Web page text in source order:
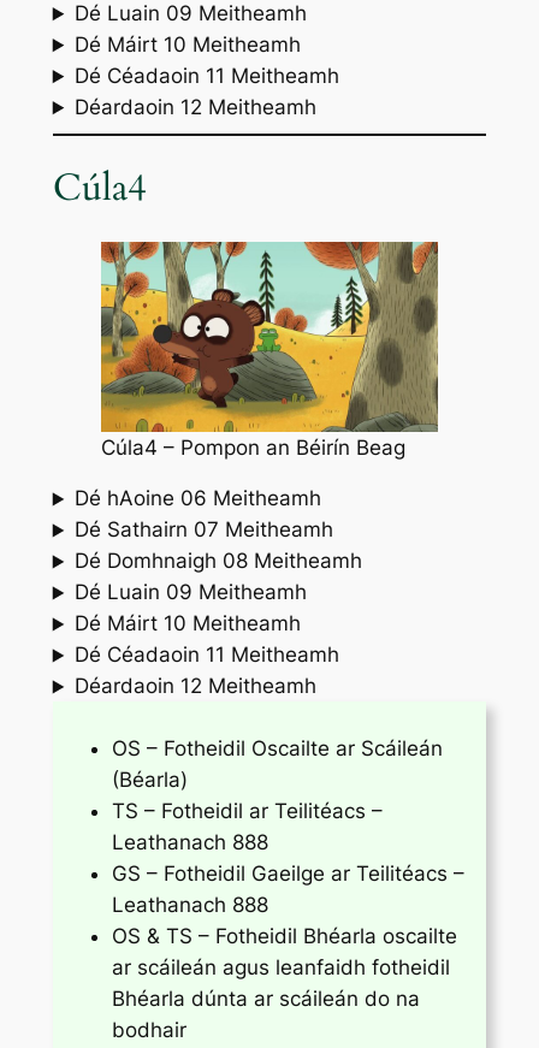
Dé Luain 09 Meitheamh
Dé Máirt 10 Meitheamh
Dé Céadaoin 11 Meitheamh
Déardaoin 12 Meitheamh
Cúla4
Cúla4 – Pompon an Béirín Beag
Dé hAoine 06 Meitheamh
Dé Sathairn 07 Meitheamh
Dé Domhnaigh 08 Meitheamh
Dé Luain 09 Meitheamh
Dé Máirt 10 Meitheamh
Dé Céadaoin 11 Meitheamh
Déardaoin 12 Meitheamh
OS – Fotheidil Oscailte ar Scáileán
(Béarla)
TS – Fotheidil ar Teilitéacs –
Leathanach 888
GS – Fotheidil Gaeilge ar Teilitéacs –
Leathanach 888
OS & TS – Fotheidil Bhéarla oscailte
ar scáileán agus leanfaidh fotheidil
Bhéarla dúnta ar scáileán do na
bodhair